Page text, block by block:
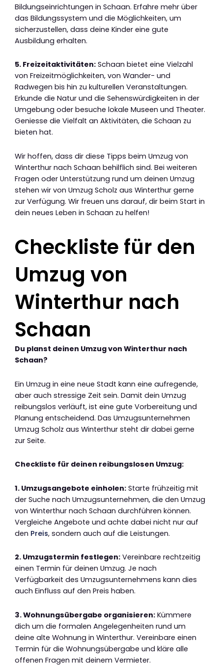
Bildungseinrichtungen in Schaan. Erfahre mehr über
das Bildungssystem und die Möglichkeiten, um
sicherzustellen, dass deine Kinder eine gute
Ausbildung erhalten.
5. Freizeitaktivitäten: Schaan bietet eine Vielzahl
von Freizeitmöglichkeiten, von Wander- und
Radwegen bis hin zu kulturellen Veranstaltungen.
Erkunde die Natur und die Sehenswürdigkeiten in der
Umgebung oder besuche lokale Museen und Theater.
Geniesse die Vielfalt an Aktivitäten, die Schaan zu
bieten hat.
Wir hoffen, dass dir diese Tipps beim Umzug von
Winterthur nach Schaan behilflich sind. Bei weiteren
Fragen oder Unterstützung rund um deinen Umzug
stehen wir von Umzug Scholz aus Winterthur gerne
zur Verfügung. Wir freuen uns darauf, dir beim Start in
dein neues Leben in Schaan zu helfen!
Checkliste für den
Umzug von
Winterthur nach
Schaan
Du planst deinen Umzug von Winterthur nach
Schaan?
Ein Umzug in eine neue Stadt kann eine aufregende,
aber auch stressige Zeit sein. Damit dein Umzug
reibungslos verläuft, ist eine gute Vorbereitung und
Planung entscheidend. Das Umzugsunternehmen
Umzug Scholz aus Winterthur steht dir dabei gerne
zur Seite.
Checkliste für deinen reibungslosen Umzug:
1. Umzugsangebote einholen: Starte frühzeitig mit
der Suche nach Umzugsunternehmen, die den Umzug
von Winterthur nach Schaan durchführen können.
Vergleiche Angebote und achte dabei nicht nur auf
den Preis, sondern auch auf die Leistungen.
2. Umzugstermin festlegen: Vereinbare rechtzeitig
einen Termin für deinen Umzug. Je nach
Verfügbarkeit des Umzugsunternehmens kann dies
auch Einfluss auf den Preis haben.
3. Wohnungsübergabe organisieren: Kümmere
dich um die formalen Angelegenheiten rund um
deine alte Wohnung in Winterthur. Vereinbare einen
Termin für die Wohnungsübergabe und kläre alle
offenen Fragen mit deinem Vermieter.